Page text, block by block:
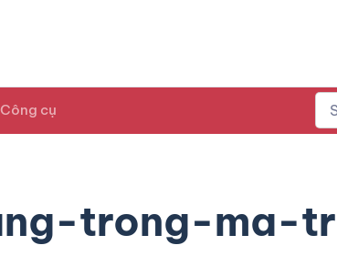
Công cụ
trong-ma-